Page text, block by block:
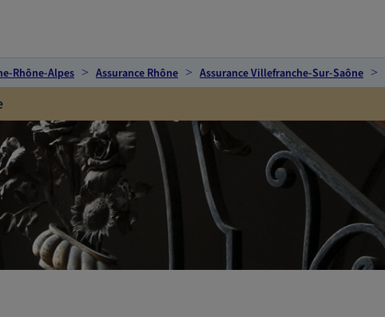
Rhône-Alpes Assurance Rhône Assurance Villefranche-Sur-Saône